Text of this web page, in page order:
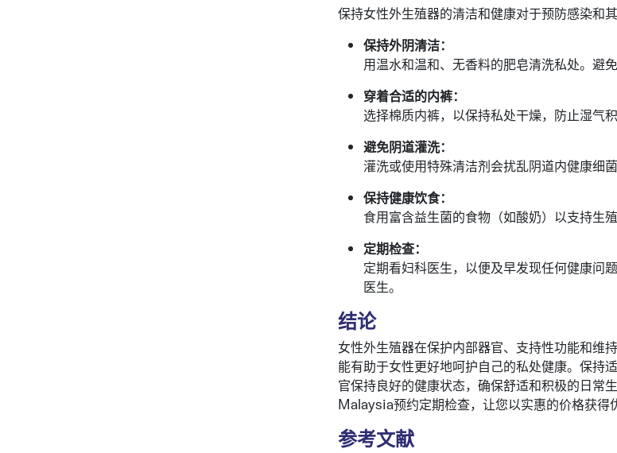
保持女性外生殖器的清洁和健康对于预防感染和
保持外阴清洁：
用温水和温和、无香料的肥皂清洗私处。避
穿着合适的内裤：
选择棉质内裤，以保持私处干燥，防止湿气
避免阴道灌洗：
灌洗或使用特殊清洁剂会扰乱阴道内健康细
保持健康饮食：
食用富含益生菌的食物（如酸奶）以支持生
定期检查：
定期看妇科医生，以便及早发现任何健康问
医生。
结论
女性外生殖器在保护内部器官、支持性功能和维
能有助于女性更好地呵护自己的私处健康。保持
官保持良好的健康状态，确保舒适和积极的日
Malaysia预约定期检查，让您以实惠的价格获得
参考文献